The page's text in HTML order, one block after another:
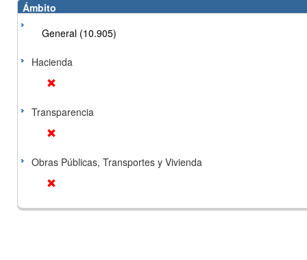
Ámbito
General (10.905)
Hacienda
Transparencia
Obras Públicas, Transportes y Vivienda